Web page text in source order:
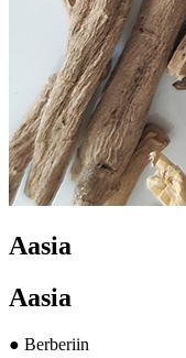
Aasia
Aasia
● Berberiin